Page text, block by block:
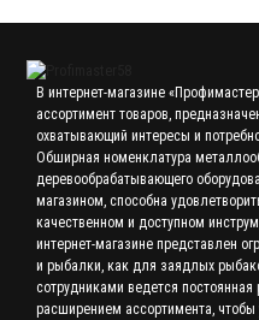
В интернет-магазине
ассортимент товаров,
охватывающий интересы и
Обширная номенклатура
деревообрабатывающего
магазином, способна
качественном и доступном
интернет-магазине представлен
и рыбалки, как для заядлых
сотрудниками ведется
расширением ассортимента,